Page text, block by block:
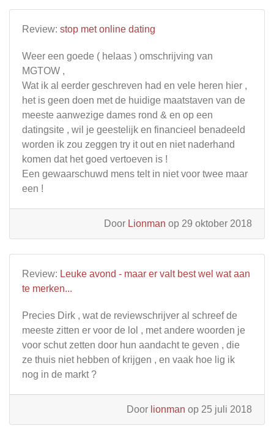
Review: stop met online dating
Weer een goede ( helaas ) omschrijving van
MGTOW ,
Wat ik al eerder geschreven had en vele heren hier ,
het is geen doen met de huidige maatstaven van de
meeste aanwezige dames rond & en op een
datingsite , wil je geestelijk en financieel benadeeld
worden ik zou zeggen try it out en niet naderhand
komen dat het goed vertoeven is !
Een gewaarschuwd mens telt in niet voor twee maar
een !
Door Lionman op 29 oktober 2018
Review: Leuke avond - maar er valt best wel wat aan
te merken...
Precies Dirk , wat de reviewschrijver al schreef de
meeste zitten er voor de lol , met andere woorden je
voor schut zetten door hun aandacht te geven , die
ze thuis niet hebben of krijgen , en vaak hoe lig ik
nog in de markt ?
Door lionman op 25 juli 2018